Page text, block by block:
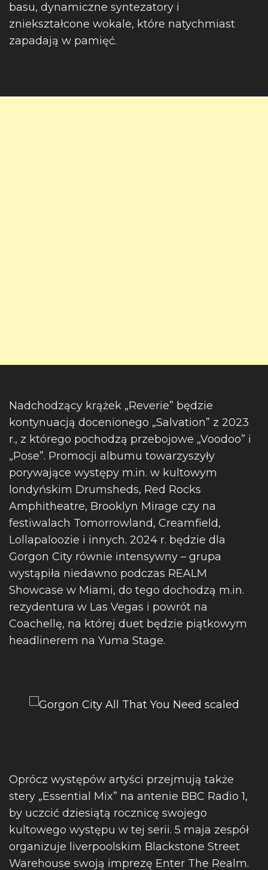
basu, dynamiczne syntezatory i
zniekształcone wokale, które natychmiast
zapadają w pamięć.
Nadchodzący krążek „Reverie” będzie
kontynuacją docenionego „Salvation” z 2023
r., z którego pochodzą przebojowe „Voodoo” i
„Pose”. Promocji albumu towarzyszyły
porywające występy m.in. w kultowym
londyńskim Drumsheds, Red Rocks
Amphitheatre, Brooklyn Mirage czy na
festiwalach Tomorrowland, Creamfield,
Lollapaloozie i innych. 2024 r. będzie dla
Gorgon City równie intensywny – grupa
wystąpiła niedawno podczas REALM
Showcase w Miami, do tego dochodzą m.in.
rezydentura w Las Vegas i powrót na
Coachellę, na której duet będzie piątkowym
headlinerem na Yuma Stage.
Oprócz występów artyści przejmują także
stery „Essential Mix” na antenie BBC Radio 1,
by uczcić dziesiątą rocznicę swojego
kultowego występu w tej serii. 5 maja zespół
organizuje liverpoolskim Blackstone Street
Warehouse swoją imprezę Enter The Realm.